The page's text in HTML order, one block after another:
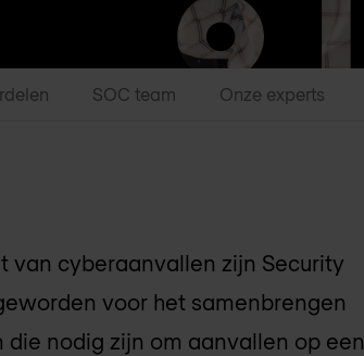
SOC team Onze experts
cyberaanvallen zijn Security
voor het samenbrengen
nodig zijn om aanvallen op een